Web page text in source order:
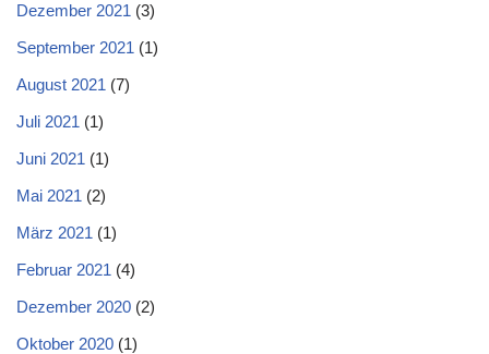
Dezember 2021 (3)
September 2021 (1)
August 2021 (7)
Juli 2021 (1)
Juni 2021 (1)
Mai 2021 (2)
März 2021 (1)
Februar 2021 (4)
Dezember 2020 (2)
Oktober 2020 (1)